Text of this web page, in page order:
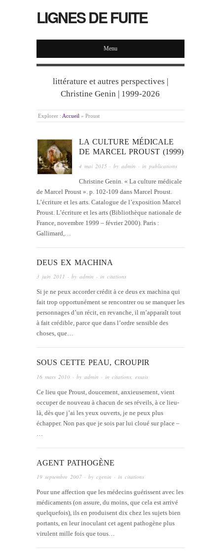
LIGNES DE FUITE
Menu
littérature et autres perspectives |
Christine Genin | 1999-2026
Explorer : Accueil » Proust
LA CULTURE MÉDICALE
DE MARCEL PROUST (1999)
4 mai 2015 · byadmin · inpublications
Christine Genin. « La culture médicale
de Marcel Proust ». p. 102-109 dans Marcel Proust.
L’écriture et les arts. Catalogue de l’exposition Marcel
Proust. L’écriture et les arts (Bibliothèque nationale de
France, novembre 1999 – février 2000). Paris :
Gallimard,…
DEUS EX MACHINA
3 juin 2011 · by admin · in citations
Si je ne peux accorder crédit à ce deus ex machina qui
fait trop opportunément se rencontrer ou se manquer les
personnages d’un récit, en revanche, il m’apparaît tout
à fait crédible, parce que dans l’ordre sensible des
choses, que…
SOUS CETTE PEAU, CROUPIR
16 mars 2010 · by admin · in citations essais
Ce lieu que Proust, doucement, anxieusement, vient
occuper de nouveau à chacun de ses réveils, à ce lieu-
là, dès que j’ai les yeux ouverts, je ne peux plus
échapper. Non pas que je sois par lui cloué sur place –
AGENT PATHOGÈNE
19 septembre 2007 · by cgenin · in citations
Pour une affection que les médecins guérissent avec les
médicaments (on assure, du moins, que cela est arrivé
quelquefois), ils en produisent dix chez les sujets bien
portants, en leur inoculant cet agent pathogène plus
virulent mille fois que tous…